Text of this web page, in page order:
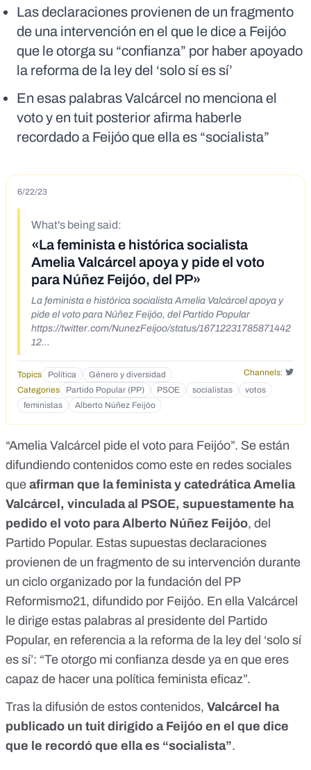
Las declaraciones provienen de un fragmento
de una intervención en el que le dice a Feijóo
que le otorga su “confianza” por haber apoyado
la reforma de la ley del ‘solo sí es sí’
En esas palabras Valcárcel no menciona el
voto y en tuit posterior afirma haberle
recordado a Feijóo que ella es “socialista”
6/22/23
What's being said:
«La feminista e histórica socialista
Amelia Valcárcel apoya y pide el voto
para Núñez Feijóo, del PP»
La feminista e histórica socialista Amelia Valcárcel apoya y
pide el voto para Núñez Feijóo, del Partido Popular
https://twitter.com/NunezFeijoo/status/16712231785871442
12
215
https://twitter.com/AmeliaValcarcel/status/16714579809303
10144
Topics Política Género y diversidad
Channels:
Categories
Partido Popular (PP) PSOE socialistas
votos
feministas
Alberto Núñez Feijóo
“Amelia Valcárcel pide el voto para Feijóo”. Se están
difundiendo contenidos como este en redes sociales
que afirman que la feminista y catedrática Amelia
Valcárcel, vinculada al PSOE, supuestamente ha
pedido el voto para Alberto Núñez Feijóo, del
Partido Popular. Estas supuestas declaraciones
provienen de un fragmento de su intervención durante
un ciclo organizado por la fundación del PP
Reformismo21, difundido por Feijóo. En ella Valcárcel
le dirige estas palabras al presidente del Partido
Popular, en referencia a la reforma de la ley del ‘solo sí
es sí’: “Te otorgo mi confianza desde ya en que eres
capaz de hacer una política feminista eficaz”.
Tras la difusión de estos contenidos, Valcárcel
ha
publicado un tuit dirigido a Feijóo en el que dice
que le recordó que ella es “socialista”.